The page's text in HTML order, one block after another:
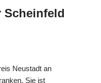
Scheinfeld
Neustadt an
Sie ist